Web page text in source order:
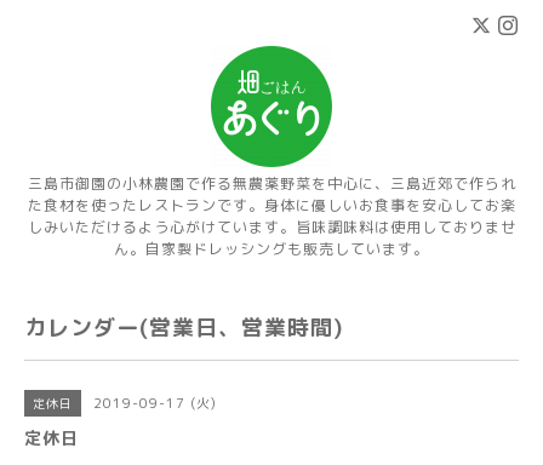
三島市御園の小林農園で作る無農薬野菜を中心に、三島近郊で作られ
た食材を使ったレストランです。身体に優しいお食事を安心してお楽
しみいただけるよう心がけています。旨味調味料は使用しておりませ
ん。自家製ドレッシングも販売しています。
カレンダー(営業日、営業時間)
定休日 2019-09-17 (火)
定休日